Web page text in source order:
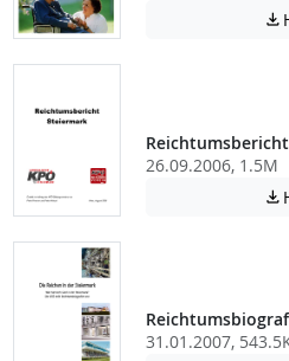

26.09.2006, 1.5M

31.01.2007,